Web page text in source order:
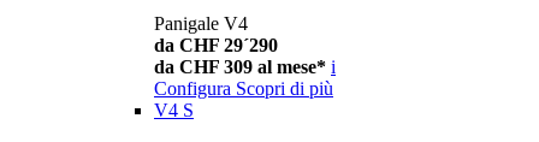
Panigale V4
da CHF 29´290
da CHF 309 al mese* i
Configura Scopri di più
V4 S